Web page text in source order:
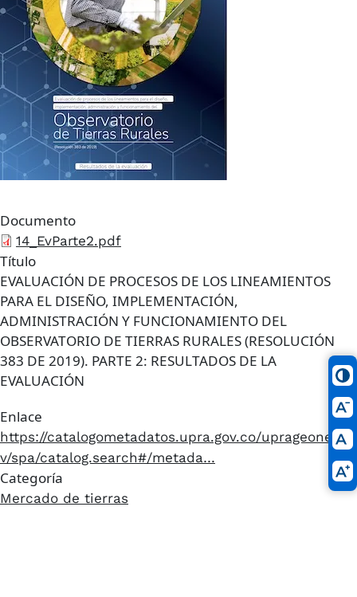
Documento
Archivo
14_EvParte2.pdf
Título
EVALUACIÓN DE PROCESOS DE LOS LINEAMIENTOS
PARA EL DISEÑO, IMPLEMENTACIÓN,
ADMINISTRACIÓN Y FUNCIONAMIENTO DEL
OBSERVATORIO DE TIERRAS RURALES (RESOLUCIÓN
383 DE 2019). PARTE 2: RESULTADOS DE LA
EVALUACIÓN
Enlace
https://catalogometadatos.upra.gov.co/uprageonet/sr
v/spa/catalog.search#/metada…
Categoría
Mercado de tierras